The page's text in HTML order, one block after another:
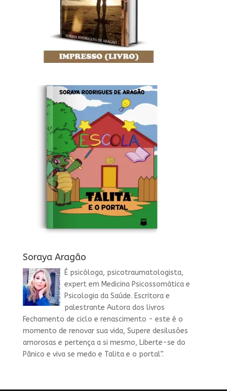
Soraya Aragão
É psicóloga, psicotraumatologista,
expert em Medicina Psicossomática e
Psicologia da Saúde. Escritora e
palestrante Autora dos livros
Fechamento de ciclo e renascimento - este é o
momento de renovar sua vida, Supere desilusões
amorosas e pertença a si mesmo, Liberte-se do
Pânico e viva se medo e Talita e o portal”.